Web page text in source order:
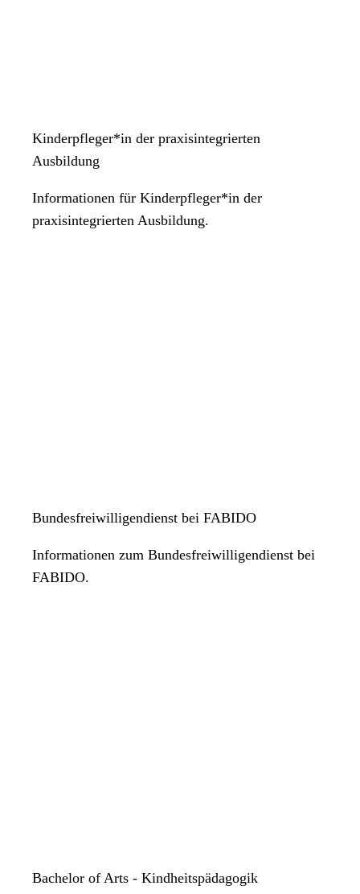
Kinderpfleger*in der praxisintegrierten
Ausbildung
Informationen für Kinderpfleger*in der
praxisintegrierten Ausbildung.
Bundesfreiwilligendienst bei FABIDO
Informationen zum Bundesfreiwilligendienst bei
FABIDO.
Bachelor of Arts - Kindheitspädagogik